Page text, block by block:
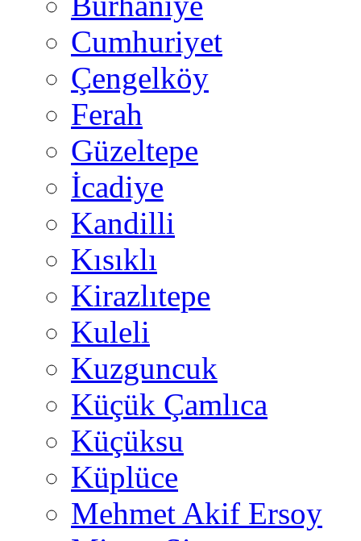
Cumhuriyet
Çengelköy
Ferah
Güzeltepe
İcadiye
Kandilli
Kısıklı
Kirazlıtepe
Kuleli
Kuzguncuk
Küçük Çamlıca
Küçüksu
Küplüce
Mehmet Akif Ersoy